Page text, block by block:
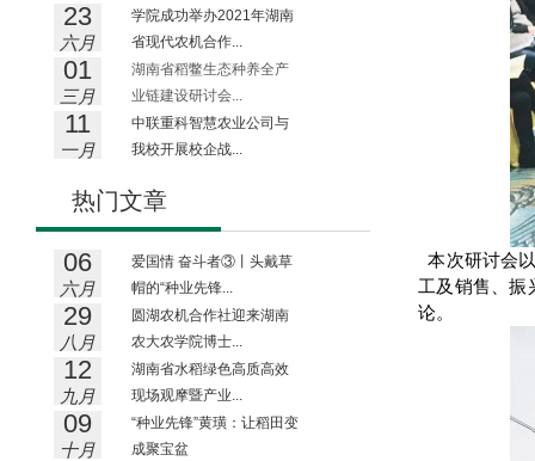
23
六月
学院成功举办2021年湖南
省现代农机合作...
01
三月
湖南省稻鳖生态种养全产
业链建设研讨会...
11
一月
中联重科智慧农业公司与
我校开展校企战...
热门文章
06
六月
爱国情 奋斗者③丨头戴草
帽的“种业先锋...
29
八月
圆湖农机合作社迎来湖南
农大农学院博士...
12
九月
湖南省水稻绿色高质高效
现场观摩暨产业...
09
十月
“种业先锋”黄璜：让稻田变
成聚宝盆
本次研讨会
工及销售、振
论。